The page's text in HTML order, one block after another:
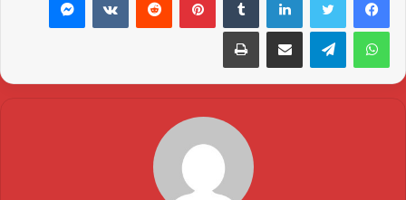
واتساب تيلقرام مشاركة عبر البريد طباعة